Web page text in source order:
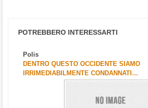
POTREBBERO INTERESSARTI
Polis
DENTRO QUESTO OCCIDENTE SIAMO
IRRIMEDIABILMENTE CONDANNATI…